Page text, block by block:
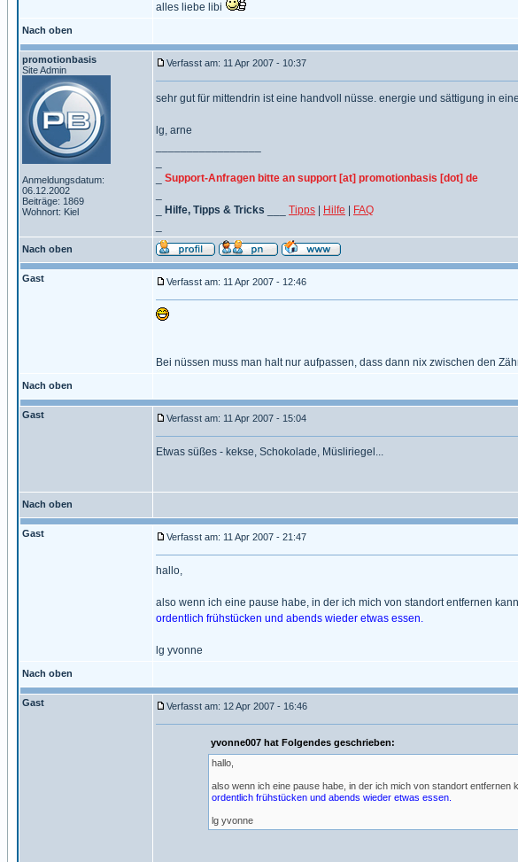
alles liebe libi
Nach oben
promotionbasis
Site Admin
Anmeldungsdatum:
06.12.2002
Beiträge: 1869
Wohnort: Kiel
Verfasst am: 11 Apr 2007 - 10:37
sehr gut für mittendrin ist eine handvoll nüsse. energie und sättigung in
lg, arne
Support-Anfragen bitte an support [at] promotionbasis [dot] de
Hilfe, Tipps & Tricks Tipps Hilfe
FAQ
Nach oben
Gast Verfasst am: 11 Apr 2007 - 12:46
Bei nüssen muss man halt nur aufpassen, dass dann nix zwischen den
Nach oben
Gast Verfasst am: 11 Apr 2007 - 15:04
Etwas süßes - kekse, Schokolade, Müsliriegel...
Nach oben
Gast Verfasst am: 11 Apr 2007 - 21:47
hallo,
also wenn ich eine pause habe, in der ich mich von standort entfernen
ordentlich frühstücken und abends wieder etwas essen.
lg yvonne
Nach oben
Gast Verfasst am: 12 Apr 2007 - 16:46
yvonne007 hat Folgendes geschrieben:
hallo,
also wenn ich eine pause habe, in der ich mich von standort
ordentlich frühstücken und abends wieder etwas essen.
lg yvonne